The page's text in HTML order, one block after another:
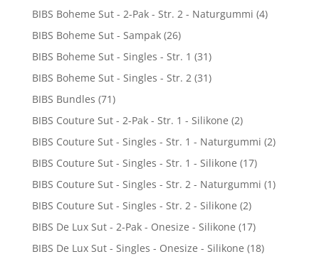
BIBS Boheme Sut - 2-Pak - Str. 2 - Naturgummi (4)
BIBS Boheme Sut - Sampak (26)
BIBS Boheme Sut - Singles - Str. 1 (31)
BIBS Boheme Sut - Singles - Str. 2 (31)
BIBS Bundles (71)
BIBS Couture Sut - 2-Pak - Str. 1 - Silikone (2)
BIBS Couture Sut - Singles - Str. 1 - Naturgummi (2)
BIBS Couture Sut - Singles - Str. 1 - Silikone (17)
BIBS Couture Sut - Singles - Str. 2 - Naturgummi (1)
BIBS Couture Sut - Singles - Str. 2 - Silikone (2)
BIBS De Lux Sut - 2-Pak - Onesize - Silikone (17)
BIBS De Lux Sut - Singles - Onesize - Silikone (18)